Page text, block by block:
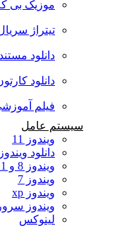
موزیک بی
تیتراژ
دانلود مستند
دانلود
فیلم
سیستم عامل
ویندوز 11
دانلود ویندوز 10
ویندوز 8 و 8.1
ویندوز 7
ویندوز xp
ویندوز سرور
لینوکس